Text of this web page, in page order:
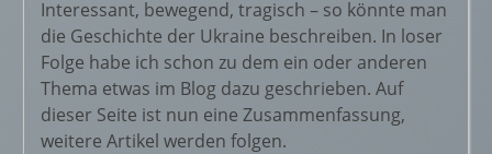
Interessant, bewegend, tragisch – so könnte man
die Geschichte der Ukraine beschreiben. In loser
Folge habe ich schon zu dem ein oder anderen
Thema etwas im Blog dazu geschrieben. Auf
dieser Seite ist nun eine Zusammenfassung,
weitere Artikel werden folgen.